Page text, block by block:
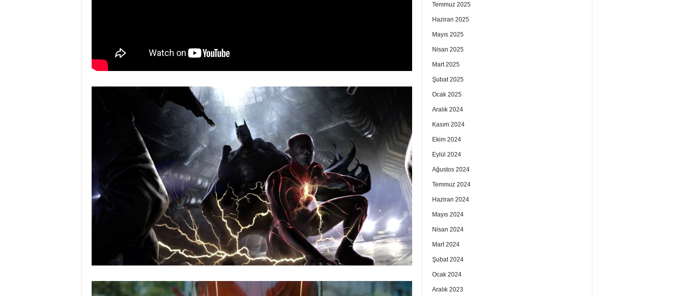
Temmuz 2025
Haziran 2025
Mayıs 2025
Nisan 2025
Mart 2025
Şubat 2025
Ocak 2025
Aralık 2024
Kasım 2024
Ekim 2024
Eylül 2024
Ağustos 2024
Temmuz 2024
Haziran 2024
Mayıs 2024
Nisan 2024
Mart 2024
Şubat 2024
Ocak 2024
Aralık 2023